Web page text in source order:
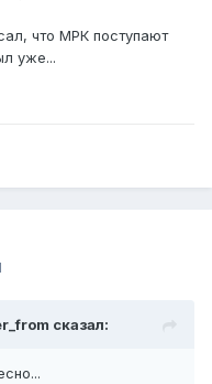
что МРК поступают
уже...
сказал: